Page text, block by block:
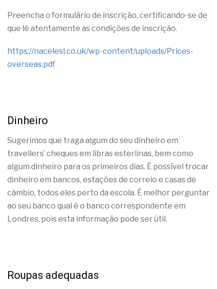
Preencha o formulário de inscrição, certificando-se de
que lê atentamente as condições de inscrição.
https://nacelesl.co.uk/wp-content/uploads/Prices-
overseas.pdf
Dinheiro
Sugerimos que traga algum do seu dinheiro em
travellers’ cheques em libras esterlinas, bem como
algum dinheiro para os primeiros dias. É possível trocar
dinheiro em bancos, estações de correio e casas de
câmbio, todos eles perto da escola. É melhor perguntar
ao seu banco qual é o banco correspondente em
Londres, pois esta informação pode ser útil.
Roupas adequadas